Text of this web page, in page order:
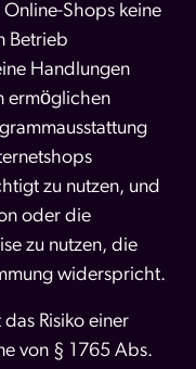
Shops keine
Betrieb
Handlungen
ermöglichen
zu nutzen, und
oder die
zu nutzen, die
widerspricht.
Risiko einer
von § 1765 Abs.